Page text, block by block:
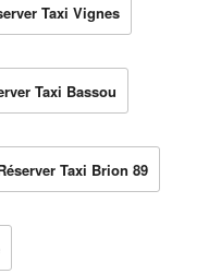
Taxi Vignes
Taxi Bassou
Taxi Brion 89